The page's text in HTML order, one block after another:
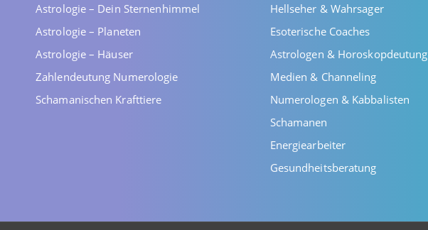
Astrologie – Dein Sternenhimmel
Astrologie – Planeten
Astrologie – Häuser
Zahlendeutung Numerologie
Schamanischen Krafttiere
Hellseher & Wahrsager
Esoterische Coaches
Astrologen & Horoskopdeutung
Medien & Channeling
Numerologen & Kabbalisten
Schamanen
Energiearbeiter
Gesundheitsberatung